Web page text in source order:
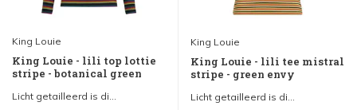
King Louie
King Louie - lili top lottie
stripe - botanical green
Licht getailleerd is di...
King Louie
King Louie - lili tee mistral
stripe - green envy
Licht getailleerd is di...